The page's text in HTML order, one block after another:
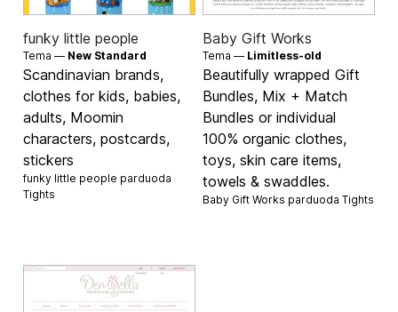
funky little people
Tema — New Standard
Scandinavian brands,
clothes for kids, babies,
adults, Moomin
characters, postcards,
stickers
funky little people parduoda
Tights
Baby Gift Works
Tema — Limitless-old
Beautifully wrapped Gift
Bundles, Mix + Match
Bundles or individual
100% organic clothes,
toys, skin care items,
towels & swaddles.
Baby Gift Works parduoda Tights